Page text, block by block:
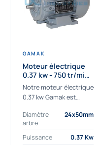
GAMAK
Moteur électrique
0.37 kw - 750 tr/min -
230/400V - IE3
Notre moteur électrique
0.37 kw Gamak est
aux applications
sévères. Nous
déterminons,
Diamètre
arbre
24x50mm
Puissance
0.37 Kw